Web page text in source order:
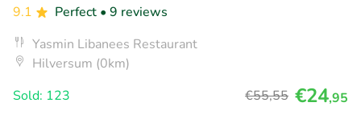
9.1
Perfect • 9 reviews
Yasmin Libanees Restaurant
Hilversum (0km)
Sold: 123
€55,55 €24,95